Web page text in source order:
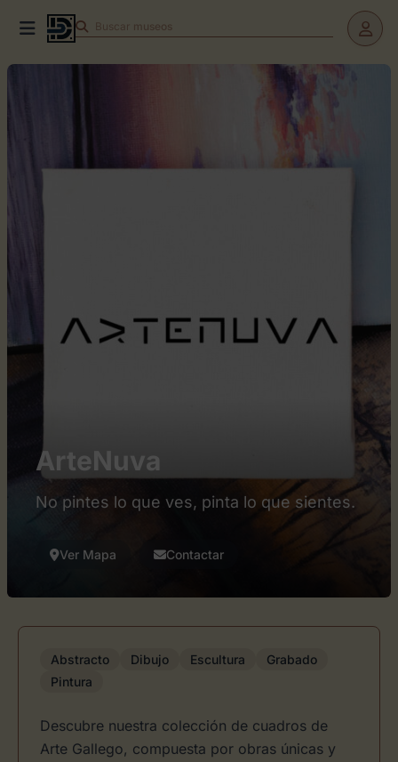
Buscar
ArteNuva
No pintes lo que ves, pinta lo que sientes.
Ver Mapa Contactar
Abstracto Dibujo Escultura
Grabado
Pintura
Descubre nuestra colección de cuadros de
Arte Gallego, compuesta por obras únicas y